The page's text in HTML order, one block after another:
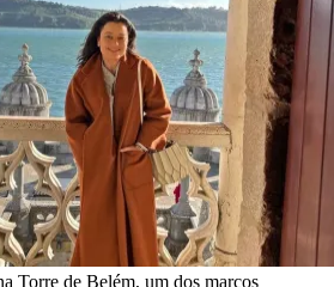
Torre de Belém, um dos marcos